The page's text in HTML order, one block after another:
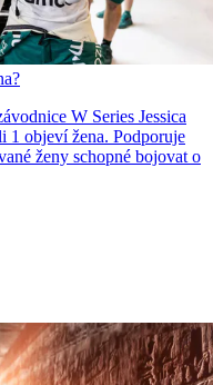
W Series Jessica
1 objeví žena. Podporuje
ženy schopné bojovat o